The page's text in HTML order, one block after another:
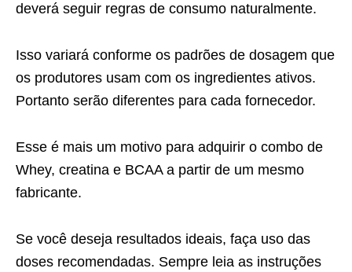
deverá seguir regras de consumo naturalmente.
Isso variará conforme os padrões de dosagem que
os produtores usam com os ingredientes ativos.
Portanto serão diferentes para cada fornecedor.
Esse é mais um motivo para adquirir o combo de
Whey, creatina e BCAA a partir de um mesmo
fabricante.
Se você deseja resultados ideais, faça uso das
doses recomendadas. Sempre leia as instruções